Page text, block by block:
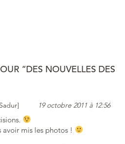
“DES NOUVELLES DES
19 octobre 2011 à 12:56
avoir mis les photos !